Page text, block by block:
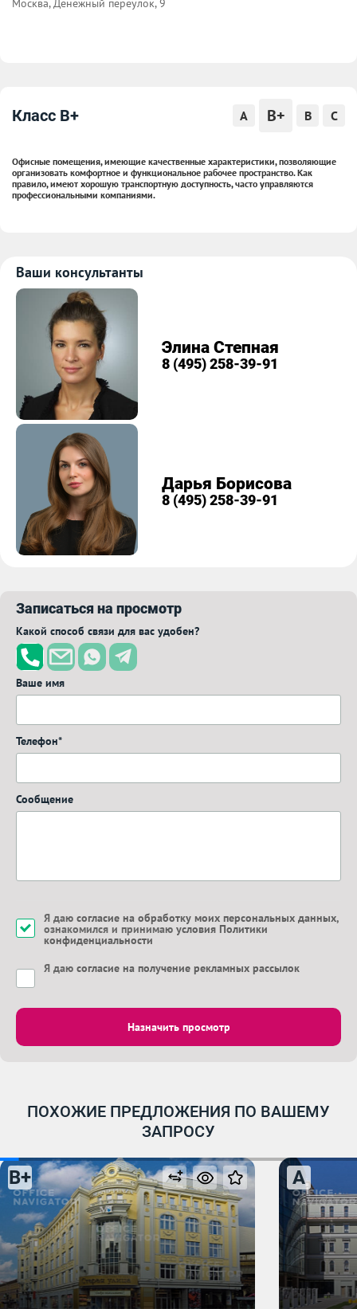
Москва, Денежный переулок, 9
Класс B+ A B+ B C
Офисные помещения, имеющие качественные характеристики, позволяющие
организовать комфортное и функциональное рабочее пространство. Как
правило, имеют хорошую транспортную доступность, часто управляются
профессиональными компаниями.
Ваши консультанты
Элина Степная
8 (495) 258-39-91
Дарья Борисова
8 (495) 258-39-91
Записаться на просмотр
Какой способ связи для вас удобен?
Ваше имя
Телефон*
Сообщение
Я даю согласие на обработку моих персональных данных,
ознакомился и принимаю условия Политики
конфиденциальности
Я даю согласие на получение рекламных рассылок
Назначить просмотр
ПОХОЖИЕ ПРЕДЛОЖЕНИЯ ПО ВАШЕМУ
ЗАПРОСУ
B+ A